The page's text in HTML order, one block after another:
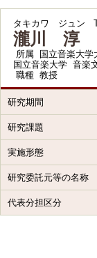
タキカワ ジュン
瀧川 淳
所属
国立音楽大
国立音楽大学 音楽
職種 教授
研究期間
研究課題
実施形態
研究委託元等の名称
代表分担区分